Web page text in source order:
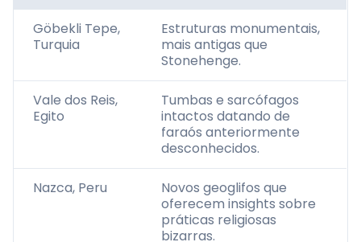
Göbekli Tepe,
Turquia
Estruturas monumentais,
mais antigas que
Stonehenge.
Vale dos Reis,
Egito
Tumbas e sarcófagos
intactos datando de
faraós anteriormente
desconhecidos.
Nazca, Peru
Novos geoglifos que
oferecem insights sobre
práticas religiosas
bizarras.